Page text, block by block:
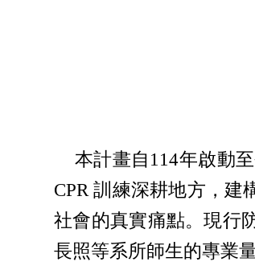
本計畫自114年啟動至
CPR 訓練深耕地方，
社會的真實痛點。現行
長照等系所師生的專業